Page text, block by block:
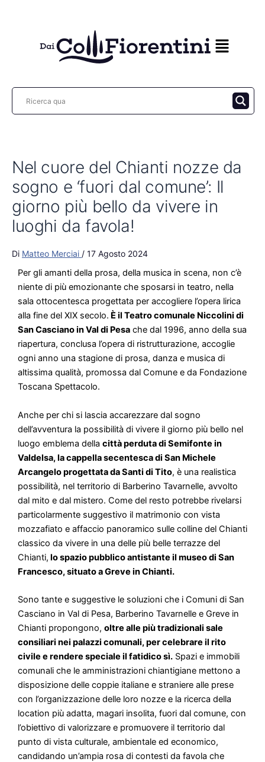
Nel cuore del Chianti nozze da
sogno e ‘fuori dal comune’: Il
giorno più bello da vivere in
luoghi da favola!
Di Matteo Merciai / 17 Agosto 2024
Per gli amanti della prosa, della musica in scena, non c’è
niente di più emozionante che sposarsi in teatro, nella
sala ottocentesca progettata per accogliere l’opera lirica
alla fine del XIX secolo. È il Teatro comunale Niccolini di
San Casciano in Val di Pesa che dal 1996, anno della sua
riapertura, conclusa l’opera di ristrutturazione, accoglie
ogni anno una stagione di prosa, danza e musica di
altissima qualità, promossa dal Comune e da Fondazione
Toscana Spettacolo.
Anche per chi si lascia accarezzare dal sogno
dell’avventura la possibilità di vivere il giorno più bello nel
luogo emblema della città perduta di Semifonte in
Valdelsa, la cappella secentesca di San Michele
Arcangelo progettata da Santi di Tito, è una realistica
possibilità, nel territorio di Barberino Tavarnelle, avvolto
dal mito e dal mistero. Come del resto potrebbe rivelarsi
particolarmente suggestivo il matrimonio con vista
mozzafiato e affaccio panoramico sulle colline del Chianti
classico da vivere in una delle più belle terrazze del
Chianti, lo spazio pubblico antistante il museo di San
Francesco, situato a Greve in Chianti.
Sono tante e suggestive le soluzioni che i Comuni di San
Casciano in Val di Pesa, Barberino Tavarnelle e Greve in
Chianti propongono, oltre alle più tradizionali sale
consiliari nei palazzi comunali, per celebrare il rito
civile e rendere speciale il fatidico sì. Spazi e immobili
comunali che le amministrazioni chiantigiane mettono a
disposizione delle coppie italiane e straniere alle prese
con l’organizzazione delle loro nozze e la ricerca della
location più adatta, magari insolita, fuori dal comune, con
l’obiettivo di valorizzare e promuovere il territorio dal
punto di vista culturale, ambientale ed economico,
candidando un’ampia rosa di contesti da favola che